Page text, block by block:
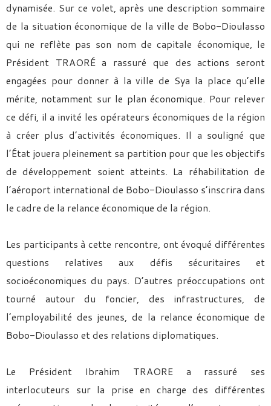
dynamisée. Sur ce volet, après une description sommaire
de la situation économique de la ville de Bobo-Dioulasso
qui ne reflète pas son nom de capitale économique, le
Président TRAORÉ a rassuré que des actions seront
engagées pour donner à la ville de Sya la place qu’elle
mérite, notamment sur le plan économique. Pour relever
ce défi, il a invité les opérateurs économiques de la région
à créer plus d’activités économiques. Il a souligné que
l’État jouera pleinement sa partition pour que les objectifs
de développement soient atteints. La réhabilitation de
l’aéroport international de Bobo-Dioulasso s’inscrira dans
le cadre de la relance économique de la région.
Les participants à cette rencontre, ont évoqué différentes
questions relatives aux défis sécuritaires et
socioéconomiques du pays. D’autres préoccupations ont
tourné autour du foncier, des infrastructures, de
l’employabilité des jeunes, de la relance économique de
Bobo-Dioulasso et des relations diplomatiques.
Le Président Ibrahim TRAORE a rassuré ses
interlocuteurs sur la prise en charge des différentes